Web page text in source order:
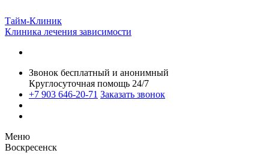
Тайм-Клиник
Клиника лечения зависимости
Звонок бесплатный и анонимный
Круглосуточная помощь 24/7
+7 903 646-20-71 Заказать звонок
Меню
Воскресенск